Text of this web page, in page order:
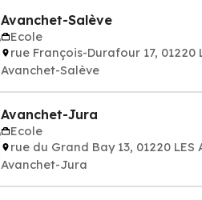
Avanchet-Salève
Ecole
rue François-Durafour 17, 01220
Avanchet-Salève
Avanchet-Jura
Ecole
rue du Grand Bay 13, 01220 LES
Avanchet-Jura